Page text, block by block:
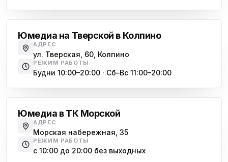
Юмедиа на Тверской в Колпино
АДРЕС
ул. Тверская, 60, Колпино
РЕЖИМ РАБОТЫ
Будни 10:00–20:00 · Сб–Вс 11:00–20:00
Юмедиа в ТК Морской
АДРЕС
Морская набережная, 35
РЕЖИМ РАБОТЫ
с 10:00 до 20:00 без выходных